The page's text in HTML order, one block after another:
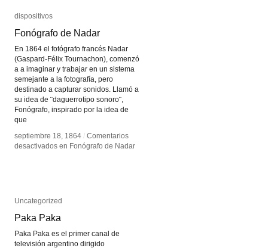
dispositivos
Fonógrafo de Nadar
En 1864 el fotógrafo francés Nadar
(Gaspard-Félix Tournachon), comenzó
a a imaginar y trabajar en un sistema
semejante a la fotografía, pero
destinado a capturar sonidos. Llamó a
su idea de ¨daguerrotipo sonoro¨,
Fonógrafo, inspirado por la idea de
que
septiembre 18, 1864 / Comentarios
desactivados en Fonógrafo de Nadar
dispositivos
Fonógrafo de Nadar
septiembre 18, 1864 / Comentarios
desactivados en Fonógrafo de Nadar
Uncategorized
Paka Paka
Paka Paka es el primer canal de
televisión argentino dirigido
Uncategorized
Paka Paka